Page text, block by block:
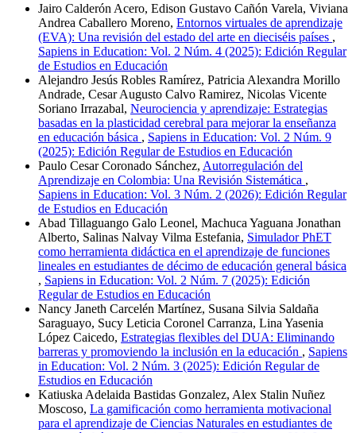
Jairo Calderón Acero, Edison Gustavo Cañón Varela, Viviana
Andrea Caballero Moreno, Entornos virtuales de aprendizaje
(EVA): Una revisión del estado del arte en dieciséis países ,
Sapiens in Education: Vol. 2 Núm. 4 (2025): Edición Regular
de Estudios en Educación
Alejandro Jesús Robles Ramírez, Patricia Alexandra Morillo
Andrade, Cesar Augusto Calvo Ramirez, Nicolas Vicente
Soriano Irrazabal, Neurociencia y aprendizaje: Estrategias
basadas en la plasticidad cerebral para mejorar la enseñanza
en educación básica , Sapiens in Education: Vol. 2 Núm. 9
(2025): Edición Regular de Estudios en Educación
Paulo Cesar Coronado Sánchez, Autorregulación del
Aprendizaje en Colombia: Una Revisión Sistemática ,
Sapiens in Education: Vol. 3 Núm. 2 (2026): Edición Regular
de Estudios en Educación
Abad Tillaguango Galo Leonel, Machuca Yaguana Jonathan
Alberto, Salinas Nalvay Vilma Estefania, Simulador PhET
como herramienta didáctica en el aprendizaje de funciones
lineales en estudiantes de décimo de educación general básica
, Sapiens in Education: Vol. 2 Núm. 7 (2025): Edición
Regular de Estudios en Educación
Nancy Janeth Carcelén Martínez, Susana Silvia Saldaña
Saraguayo, Sucy Leticia Coronel Carranza, Lina Yasenia
López Caicedo, Estrategias flexibles del DUA: Eliminando
barreras y promoviendo la inclusión en la educación , Sapiens
in Education: Vol. 2 Núm. 3 (2025): Edición Regular de
Estudios en Educación
Katiuska Adelaida Bastidas Gonzalez, Alex Stalin Nuñez
Moscoso, La gamificación como herramienta motivacional
para el aprendizaje de Ciencias Naturales en estudiantes de